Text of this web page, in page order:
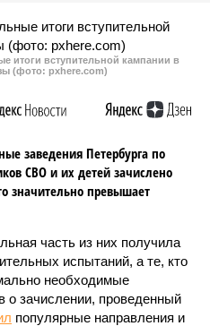
итоги вступительной кампании в
(фото: pxhere.com)
заведения Петербурга по
СВО и их детей зачислено
значительно превышает
часть из них получила
испытаний, а те, кто
необходимые
о зачислении, проведенный
популярные направления и